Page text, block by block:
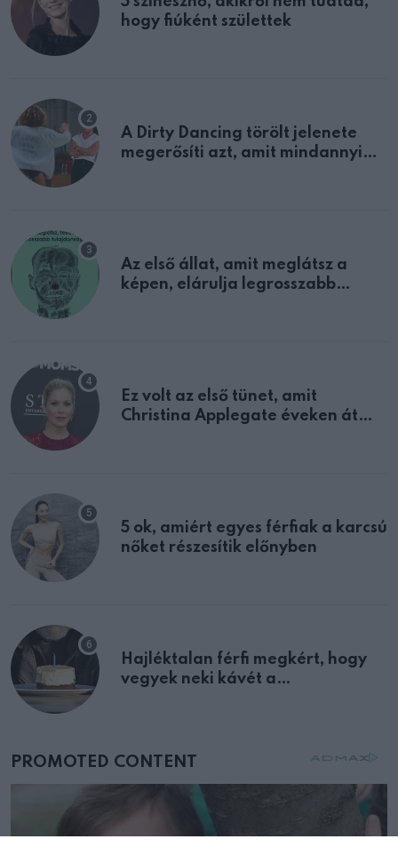
hogy fiúként születtek
A Dirty Dancing törölt jelenete
megerősíti azt, amit mindannyian
Az első állat, amit meglátsz a
képen, elárulja legrosszabb
Ez volt az első tünet, amit
Christina Applegate éveken át
5 ok, amiért egyes férfiak a karcsú
nőket részesítik előnyben
Hajléktalan férfi megkért, hogy
vegyek neki kávét a